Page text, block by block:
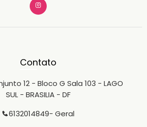
Contato
12 - Bloco G Sala 103 - LAGO
SUL - BRASILIA - DF
6132014849- Geral